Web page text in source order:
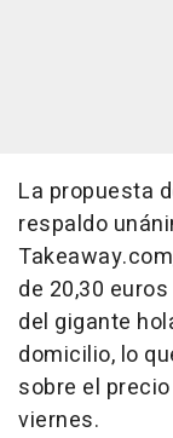
La propuesta
respaldo
de 20,30
del gigante
domicilio, lo
sobre el
viernes.